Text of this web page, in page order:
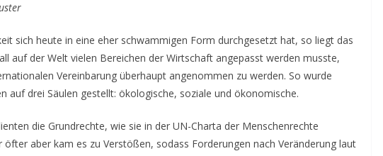
sich heute in eine eher schwammigen Form durchgesetzt hat, so liegt das
auf der Welt vielen Bereichen der Wirtschaft angepasst werden musste,
Vereinbarung überhaupt angenommen zu werden. So wurde
auf drei Säulen gestellt: ökologische, soziale und ökonomische.
die Grundrechte, wie sie in der UN-Charta der Menschenrechte
aber kam es zu Verstößen, sodass Forderungen nach Veränderung laut